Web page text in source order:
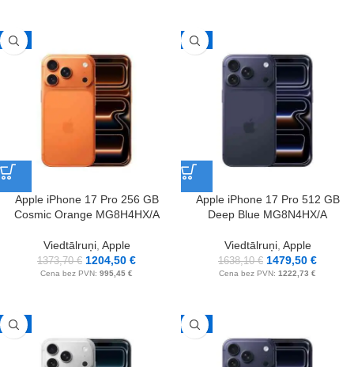
-12%
Apple iPhone 17 Pro 256 GB
Cosmic Orange MG8H4HX/A
Viedtālruņi, Apple
1373,70€ 1204,50 €
Cena bez PVN: 995,45 €
-10%
Apple iPhone 17 Pro 512 GB
Deep Blue MG8N4HX/A
Viedtālruņi, Apple
1638,10€ 1479,50 €
Cena bez PVN: 1222,73 €
-10% -9%